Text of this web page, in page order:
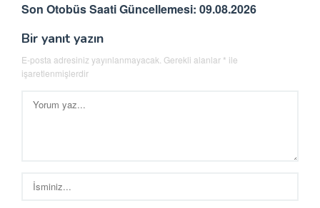
Son Otobüs Saati Güncellemesi: 09.08.2026
Bir yanıt yazın
E-posta adresiniz yayınlanmayacak. Gerekli alanlar * ile
işaretlenmişlerdir